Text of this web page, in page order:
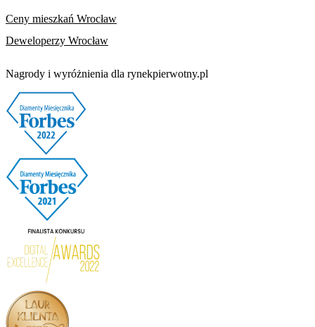
Ceny mieszkań Wrocław
Deweloperzy Wrocław
Nagrody i wyróżnienia dla rynekpierwotny.pl